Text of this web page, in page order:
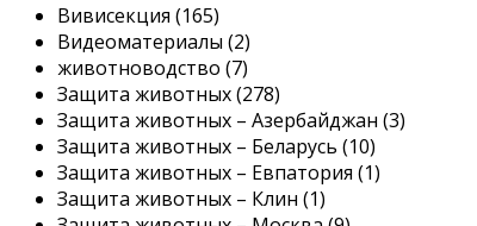
Вивисекция (165)
Видеоматериалы (2)
животноводство (7)
Защита животных (278)
Защита животных – Азербайджан (3)
Защита животных – Беларусь (10)
Защита животных – Евпатория (1)
Защита животных – Клин (1)